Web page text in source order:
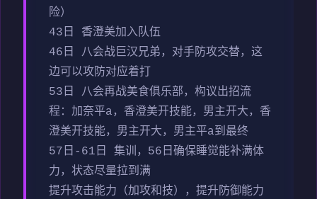
险）
43日 香澄美加入队伍
46日 八会战巨汉兄弟，对手防攻交替，这
边可以攻防对应着打
53日 八会再战美食俱乐部，构议出招流
程：加奈平a，香澄美开技能，男主开大，香
澄美开技能，男主开大，男主平a到最终
57日-61日 集训，56日确保睡觉能补满体
力，状态尽量拉到满
提升攻击能力（加攻和技），提升防御能力